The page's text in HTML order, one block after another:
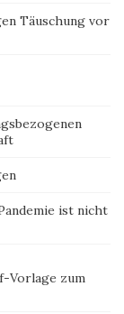
Täuschung vor
ist nicht
Vorlage zum